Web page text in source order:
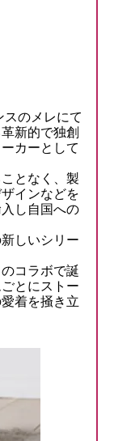
のメレにて
新的で独創
カーとして
となく、製
インなどを
し自国への
しいシリー
コラボで誕
とにストー
着を掻き立